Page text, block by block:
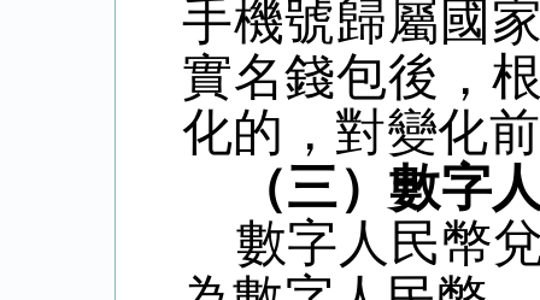
手機號歸屬國
實名錢包後，
化的，對變化
（三）數字
數字人民幣